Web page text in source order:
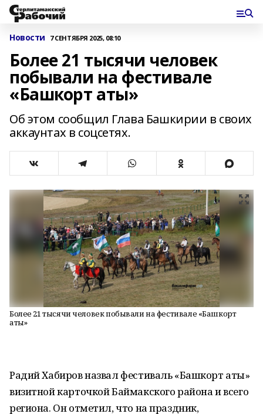
Новости 7 СЕНТЯБРЯ 2025, 08:10
Более 21 тысячи человек
побывали на фестивале
«Башкорт аты»
Об этом сообщил Глава Башкирии в своих
аккаунтах в соцсетях.
Более 21 тысячи человек побывали на фестивале «Башкорт
аты»
Радий Хабиров назвал фестиваль «Башкорт аты»
визитной карточкой Баймакского района и всего
региона. Он отметил, что на праздник,